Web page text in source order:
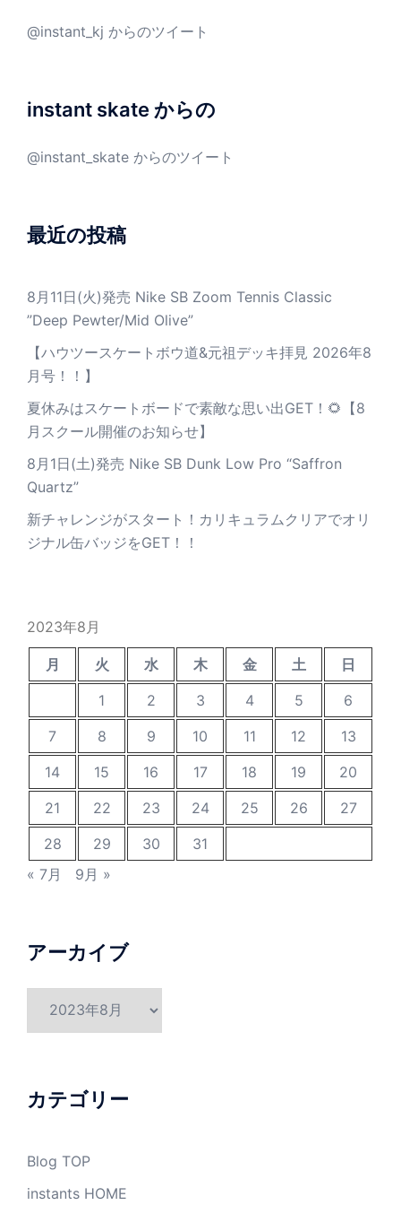
@instant_kj からのツイート
instant skate からの
@instant_skate からのツイート
最近の投稿
8月11日(火)発売 Nike SB Zoom Tennis Classic
”Deep Pewter/Mid Olive”
【ハウツースケートボウ道&元祖デッキ拝見 2026年8
月号！！】
夏休みはスケートボードで素敵な思い出GET！🌻【8
月スクール開催のお知らせ】
8月1日(土)発売 Nike SB Dunk Low Pro “Saffron
Quartz”
新チャレンジがスタート！カリキュラムクリアでオリ
ジナル缶バッジをGET！！
2023年8月
月 火 水 木 金 土
日
1
2 3 4 5
6
7
8 9 10 11 12
13
14
15 16 17 18 19
20
21
22 23 24 25 26
27
28
29 30
31
« 7月
9月 »
アーカイブ
ブ
カテゴリー
Blog TOP
instants HOME